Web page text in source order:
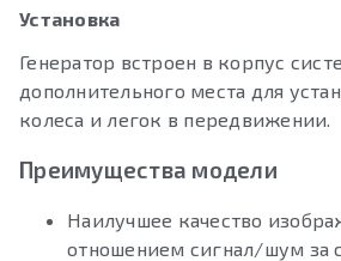
Установка
Генератор встроен в корпус
дополнительного места для
колеса и легок в передвижении.
Преимущества модели
Наилучшее качество
отношением сигнал/шум за